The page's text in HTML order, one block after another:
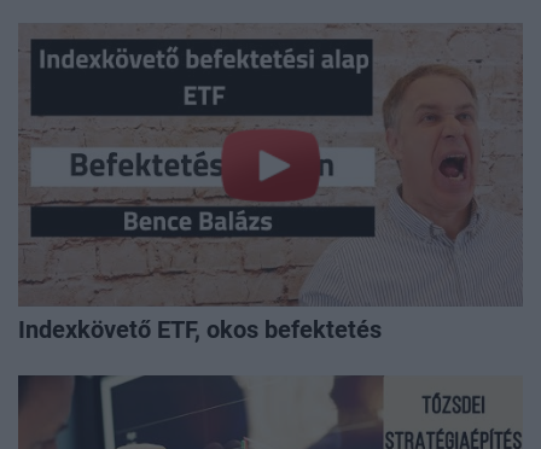
Indexkövető ETF, okos befektetés